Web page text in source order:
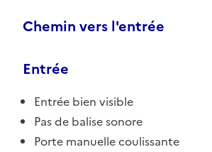
Chemin vers l'entrée
Entrée
Entrée bien visible
Pas de balise sonore
Porte manuelle coulissante